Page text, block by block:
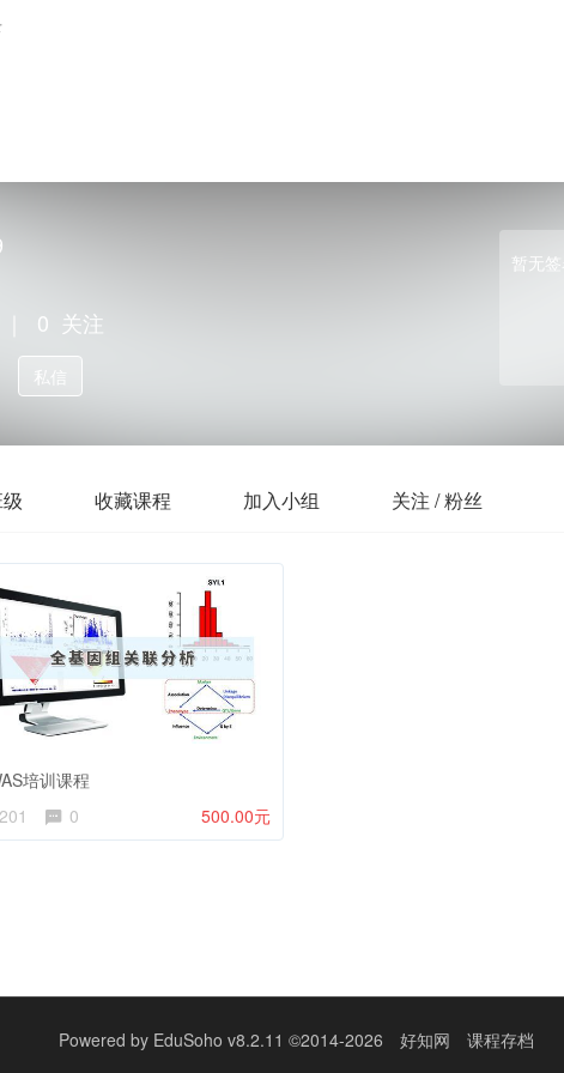
0 关注
私信
暂无
收藏课程 加入小组 关注 / 粉丝
培训课程
201
0 500.00元
Powered by EduSoho v8.2.11 ©2014-2026 好知网
课程存档